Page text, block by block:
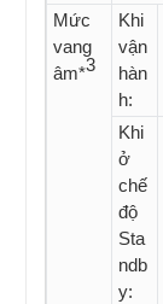
Mức
vang
âm*3
Khi
vận
hàn
h:
Khi
ở
chế
độ
Sta
ndb
y: